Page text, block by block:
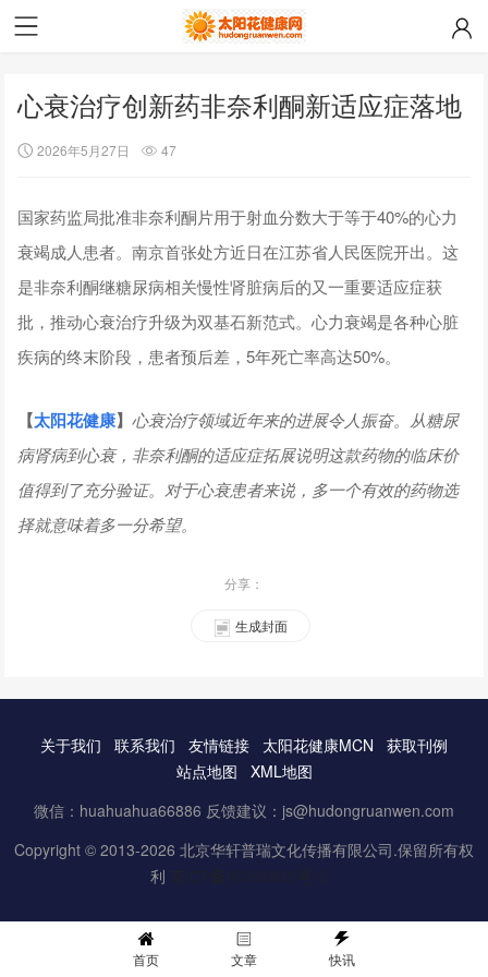
心衰治疗创新药非奈利酮新适应症落地
2026年5月27日 47
国家药监局批准非奈利酮片用于射血分数大于等于40%的心力
衰竭成人患者。南京首张处方近日在江苏省人民医院开出。这
是非奈利酮继糖尿病相关慢性肾脏病后的又一重要适应症获
批，推动心衰治疗升级为双基石新范式。心力衰竭是各种心脏
疾病的终末阶段，患者预后差，5年死亡率高达50%。
【太阳花健康】心衰治疗领域近年来的进展令人振奋。从糖尿
病肾病到心衰，非奈利酮的适应症拓展说明这款药物的临床价
值得到了充分验证。对于心衰患者来说，多一个有效的药物选
择就意味着多一分希望。
分享：
生成封面
关于我们 联系我们 友情链接 太阳花健康MCN
获取刊例
站点地图
XML地图
微信：huahuahua66886 反馈建议：js@hudongruanwen.com
Copyright © 2013-2026 北京华轩普瑞文化传播有限公司.保留所有权
利 京ICP备16061888号-3
首页 文章 快讯